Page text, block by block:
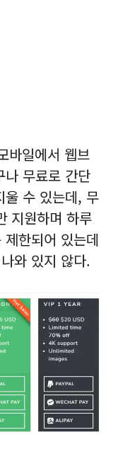
바일에서 웹브
나 무료로 간단
울 수 있는데, 무
지원하며 하루
한되어 있는데
와 있지 않다.